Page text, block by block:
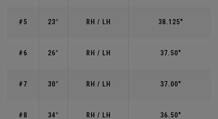
#5 23° RH / LH 38.125"
#6 26° RH / LH 37.50"
#7 30° RH / LH 37.00"
#8 34° RH / LH 36.50"